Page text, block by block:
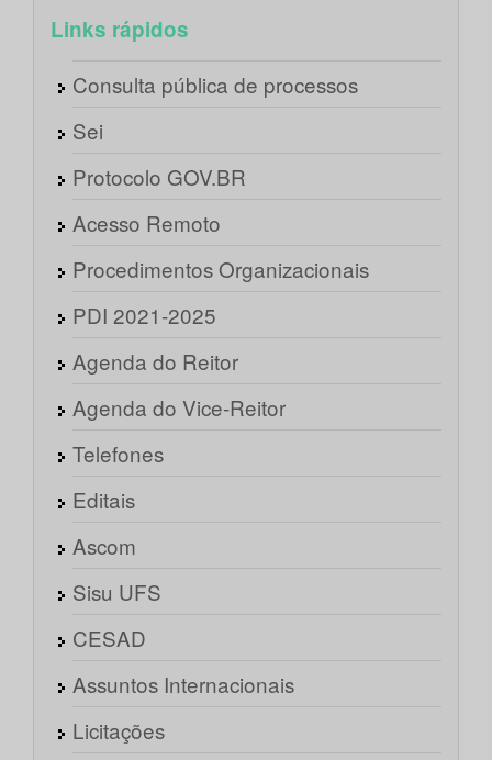
Links rápidos
Consulta pública de processos
Sei
Protocolo GOV.BR
Acesso Remoto
Procedimentos Organizacionais
PDI 2021-2025
Agenda do Reitor
Agenda do Vice-Reitor
Telefones
Editais
Ascom
Sisu UFS
CESAD
Assuntos Internacionais
Licitações